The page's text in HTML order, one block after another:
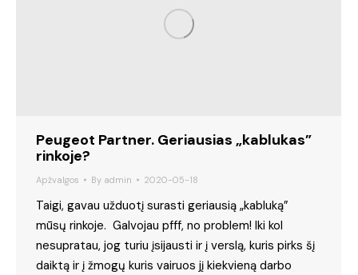
Peugeot Partner. Geriausias „kablukas”
rinkoje?
Apžvalgos By admin 2020-05-18
Taigi, gavau užduotį surasti geriausią „kabluką”
mūsų rinkoje. Galvojau pfff, no problem! Iki kol
nesupratau, jog turiu įsijausti ir į verslą, kuris pirks šį
daiktą ir į žmogų kuris vairuos jį kiekvieną darbo